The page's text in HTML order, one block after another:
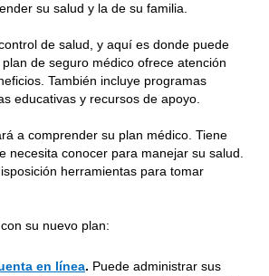
su salud y la de su familia.
de salud, y aquí es donde puede
de seguro médico ofrece atención
También incluye programas
educativas y recursos de apoyo.
a comprender su plan médico. Tiene
necesita conocer para manejar su salud.
herramientas para tomar
su nuevo plan:
en línea. Puede administrar sus